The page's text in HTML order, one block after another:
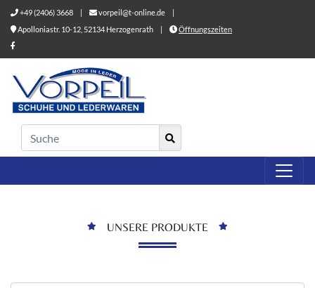
+49 (2406) 3668 | vorpeil@t-online.de
|
Apolloniastr. 10-12, 52134 Herzogenrath
| Öffnungszeiten
UNSERE PRODUKTE